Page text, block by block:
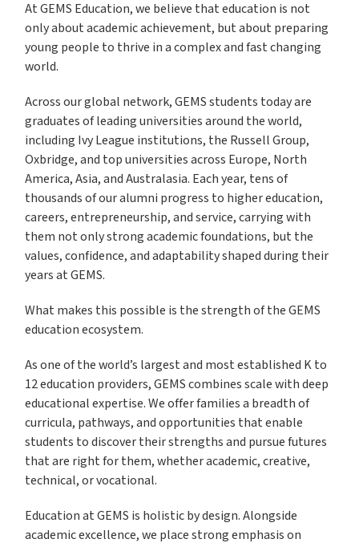
At GEMS Education, we believe that education is not
only about academic achievement, but about preparing
young people to thrive in a complex and fast changing
world.
Across our global network, GEMS students today are
graduates of leading universities around the world,
including Ivy League institutions, the Russell Group,
Oxbridge, and top universities across Europe, North
America, Asia, and Australasia. Each year, tens of
thousands of our alumni progress to higher education,
careers, entrepreneurship, and service, carrying with
them not only strong academic foundations, but the
values, confidence, and adaptability shaped during their
years at GEMS.
What makes this possible is the strength of the GEMS
education ecosystem.
As one of the world’s largest and most established K to
12 education providers, GEMS combines scale with deep
educational expertise. We offer families a breadth of
curricula, pathways, and opportunities that enable
students to discover their strengths and pursue futures
that are right for them, whether academic, creative,
technical, or vocational.
Education at GEMS is holistic by design. Alongside
academic excellence, we place strong emphasis on